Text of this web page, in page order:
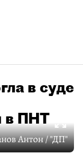
в суде
в ПНТ
Антон / "ДП"